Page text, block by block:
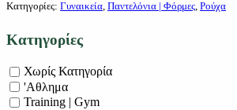
Κατηγορίες: Γυναικεία, Παντελόνια | Φόρμες, Ρούχα
Κατηγορίες
Χωρίς Κατηγορία
'Αθλημα
Training | Gym